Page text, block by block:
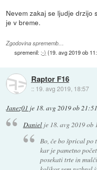
Nevem zakaj se ljudje drzijo
je v breme.
Zgodovina sprememb…
spremenil: ;-) (19. avg 2019 ob
Raptor F16
:: 19. avg 2019, 18:57
Janez01 je 18. avg 2019 ob 21:51
Danielje 18. avg 2019 ob
Bo, če bo šprical
kar je pametno
posekati trte in